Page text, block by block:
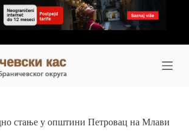
стање у општини Петровац на Млави